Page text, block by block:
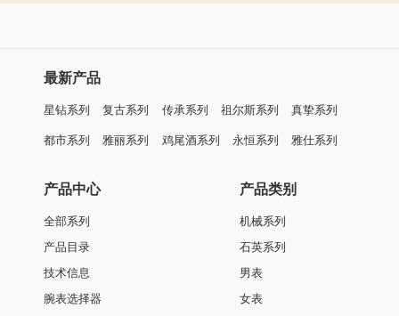
最新产品
星钻系列 复古系列 传承系列 祖尔斯系列 真挚系列
都市系列 雅丽系列 鸡尾酒系列 永恒系列 雅仕系列
产品中心
全部系列
产品目录
技术信息
腕表选择器
产品类别
机械系列
石英系列
男表
女表